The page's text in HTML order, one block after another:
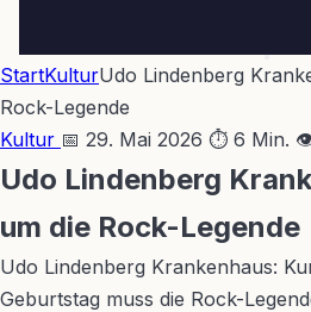
StartKulturUdo Lindenberg
Rock-Legende
Kultur 📅 29. Mai 2026 ⏱ 6 Min.
Udo Lindenberg
um die Rock-Legende
Udo Lindenberg Krankenhaus:
Geburtstag muss die Rock-